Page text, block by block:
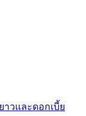
วและดอกเบี้ย